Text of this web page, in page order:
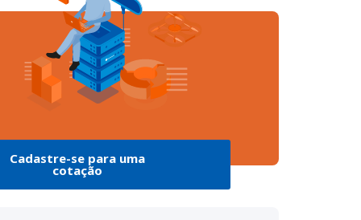
Cadastre-se para uma
cotação